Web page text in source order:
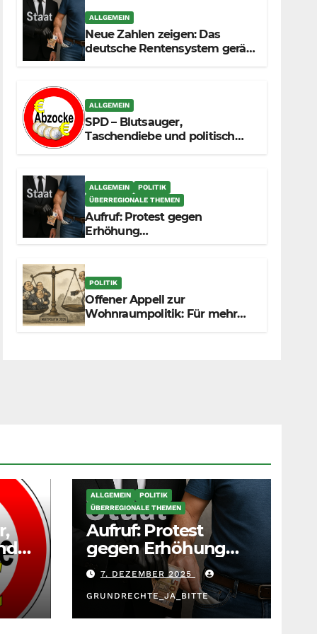
ALLGEMEIN
Neue Zahlen zeigen: Das
deutsche Rentensystem gerät
ALLGEMEIN
SPD – Blutsauger,
Taschendiebe und politisch
ALLGEMEIN
POLITIK
ÜBERREGIONALE THEMEN
Aufruf: Protest gegen
Erhöhung
POLITIK
Offener Appell zur
Wohnraumpolitik: Für mehr
ALLGEMEIN
POLITIK
ÜBERREGIONALE THEMEN
Aufruf: Protest
gegen Erhöhung
Krankenkassenbeitr
äge
7. DEZEMBER 2025
GRUNDRECHTE_JA_BITTE